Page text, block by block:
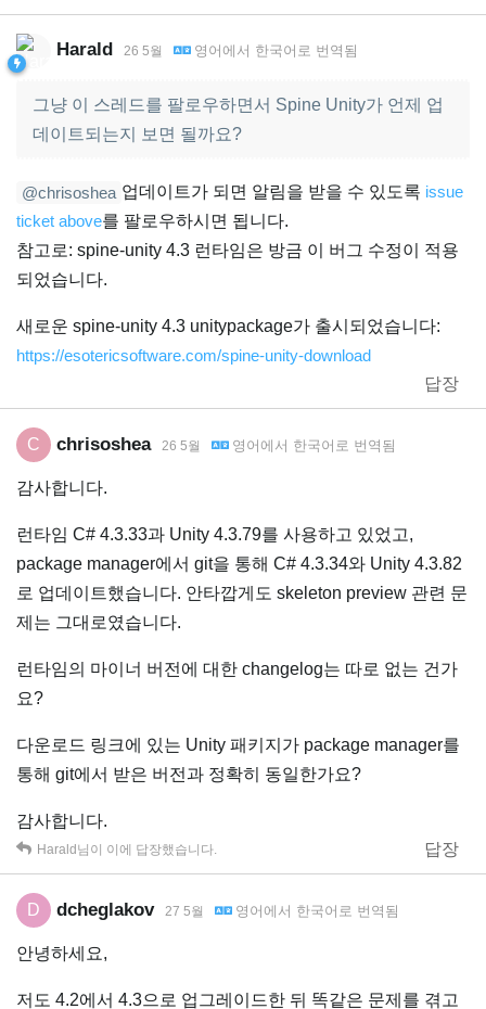
Harald 26 5월 영어 에서 한국어 로 번역됨
그냥 이 스레드를 팔로우하면서 Spine Unity가 언제 업
데이트되는지 보면 될까요?
@chrisoshea 업데이트가 되면 알림을 받을 수 있도록 issue
ticket above를 팔로우하시면 됩니다.
참고로: spine-unity 4.3 런타임은 방금 이 버그 수정이 적용
되었습니다.
새로운 spine-unity 4.3 unitypackage가 출시되었습니다:
https://esotericsoftware.com/spine-unity-download
답장
C chrisoshea 26 5월 영어 에서 한국어 로 번역됨
감사합니다.
런타임 C# 4.3.33과 Unity 4.3.79를 사용하고 있었고,
package manager에서 git을 통해 C# 4.3.34와 Unity 4.3.82
로 업데이트했습니다. 안타깝게도 skeleton preview 관련 문
제는 그대로였습니다.
런타임의 마이너 버전에 대한 changelog는 따로 없는 건가
요?
다운로드 링크에 있는 Unity 패키지가 package manager를
통해 git에서 받은 버전과 정확히 동일한가요?
감사합니다.
답장
Harald 님이 이에 답장했습니다.
D dcheglakov 27 5월 영어 에서 한국어 로 번역됨
안녕하세요,
저도 4.2에서 4.3으로 업그레이드한 뒤 똑같은 문제를 겪고